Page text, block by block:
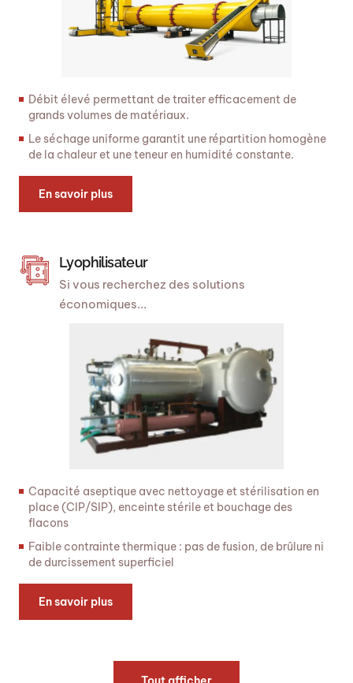
Débit élevé permettant de traiter efficacement de
grands volumes de matériaux.
Le séchage uniforme garantit une répartition homogène
de la chaleur et une teneur en humidité constante.
En savoir plus
Lyophilisateur
Si vous recherchez des solutions
économiques...
Capacité aseptique avec nettoyage et stérilisation en
place (CIP/SIP), enceinte stérile et bouchage des
flacons
Faible contrainte thermique : pas de fusion, de brûlure ni
de durcissement superficiel
En savoir plus